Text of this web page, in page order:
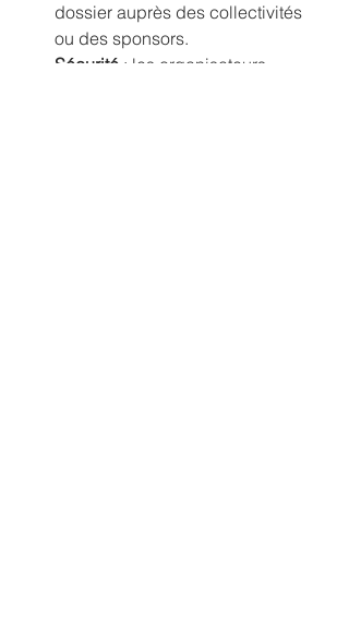
dossier auprès des collectivités
ou des sponsors.
Sécurité : les organisateurs